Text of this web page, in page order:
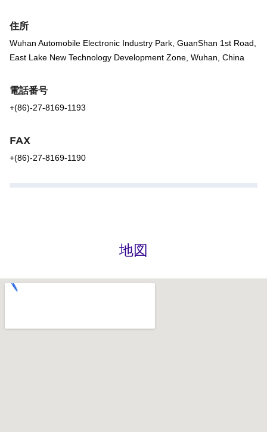
住所
Wuhan Automobile Electronic Industry Park, GuanShan 1st Road,
East Lake New Technology Development Zone, Wuhan, China
電話番号
+(86)-27-8169-1193
FAX
+(86)-27-8169-1190
地図